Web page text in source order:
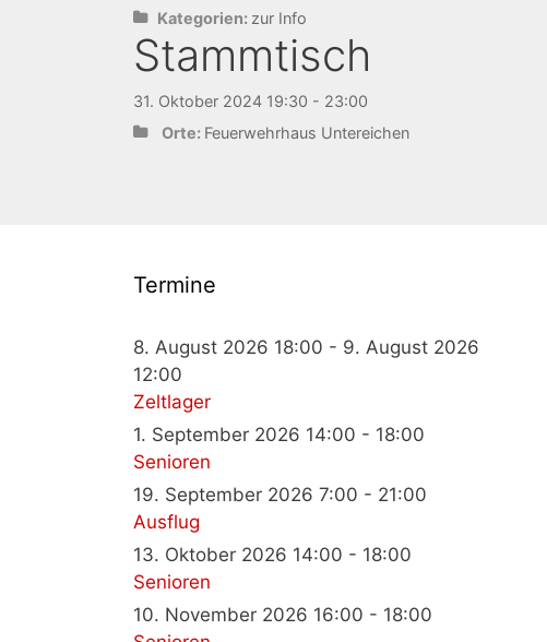
Kategorien: zur Info
Stammtisch
31. Oktober 2024 19:30 - 23:00
Orte: Feuerwehrhaus Untereichen
Termine
8. August 2026 18:00 - 9. August 2026
12:00
Zeltlager
1. September 2026 14:00 - 18:00
Senioren
19. September 2026 7:00 - 21:00
Ausflug
13. Oktober 2026 14:00 - 18:00
Senioren
10. November 2026 16:00 - 18:00